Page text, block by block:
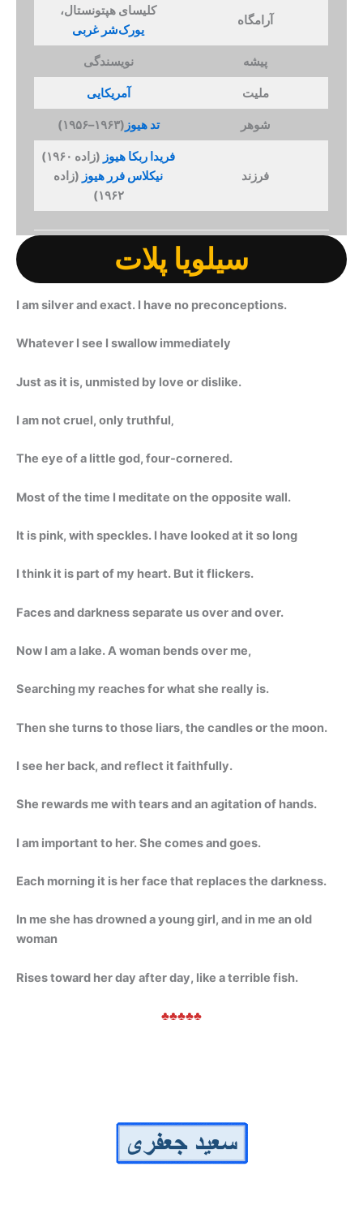
آرامگاه
کلیسای هپتونستال،
یورک‌شر غربی
پیشه نویسندگی
ملیت آمریکایی
شوهر تد هیوز (۱۹۶۳–۱۹۵۶)
فرزند
فریدا ربکا هیوز (زاده ۱۹۶۰)
نیکلاس فرر هیوز (زاده
۱۹۶۲)
سیلویا پلات
I am silver and exact. I have no preconceptions.
Whatever I see I swallow immediately
Just as it is, unmisted by love or dislike.
I am not cruel, only truthful‚
The eye of a little god, four-cornered.
Most of the time I meditate on the opposite wall.
It is pink, with speckles. I have looked at it so long
I think it is part of my heart. But it flickers.
Faces and darkness separate us over and over.
Now I am a lake. A woman bends over me,
Searching my reaches for what she really is.
Then she turns to those liars, the candles or the moon.
I see her back, and reflect it faithfully.
She rewards me with tears and an agitation of hands.
I am important to her. She comes and goes.
Each morning it is her face that replaces the darkness.
In me she has drowned a young girl, and in me an old
woman
Rises toward her day after day, like a terrible fish.
♣♣♣♣♣